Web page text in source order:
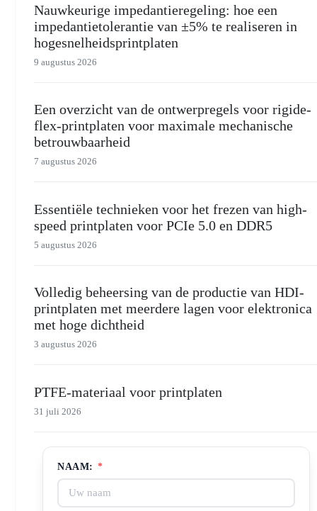
Nauwkeurige impedantieregeling: hoe een
impedantietolerantie van ±5% te realiseren in
hogesnelheidsprintplaten
9 augustus 2026
Een overzicht van de ontwerpregels voor rigide-
flex-printplaten voor maximale mechanische
betrouwbaarheid
7 augustus 2026
Essentiële technieken voor het frezen van high-
speed printplaten voor PCIe 5.0 en DDR5
5 augustus 2026
Volledig beheersing van de productie van HDI-
printplaten met meerdere lagen voor elektronica
met hoge dichtheid
3 augustus 2026
PTFE-materiaal voor printplaten
31 juli 2026
NAAM: *